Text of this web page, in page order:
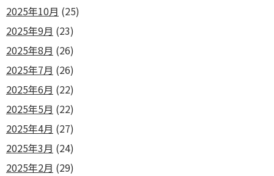
2025年10月 (25)
2025年9月 (23)
2025年8月 (26)
2025年7月 (26)
2025年6月 (22)
2025年5月 (22)
2025年4月 (27)
2025年3月 (24)
2025年2月 (29)